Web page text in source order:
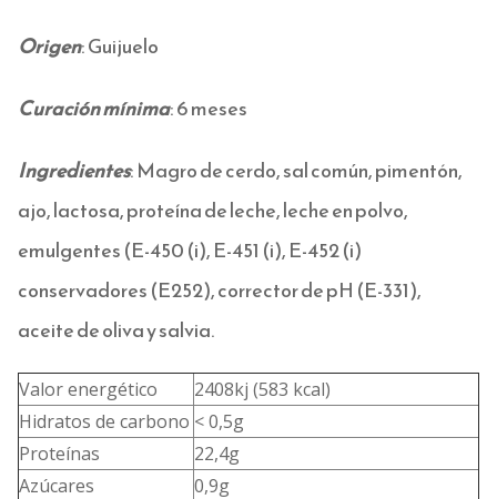
Origen: Guijuelo
Curación mínima: 6 meses
Ingredientes: Magro de cerdo, sal común, pimentón,
ajo, lactosa, proteína de leche, leche en polvo,
emulgentes (E-450 (i), E-451 (i), E-452 (i)
conservadores (E252), corrector de pH (E-331),
aceite de oliva y salvia.
Valor energético
2408kj (583 kcal)
Hidratos de carbono < 0,5g
Proteínas
22,4g
Azúcares
0,9g